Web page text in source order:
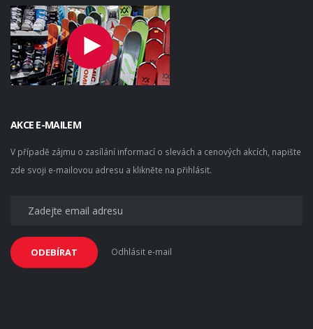
AKCE E-MAILEM
V případě zájmu o zasílání informací o slevách a cenových akcích, napište
zde svoji e-mailovou adresu a klikněte na přihlásit.
ODEBÍRAT Odhlásit e-mail